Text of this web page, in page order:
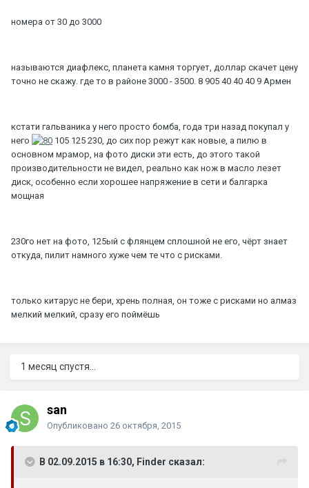
номера от 30 до 3000
называются диафлекс, планета камня торгует, доллар скачет цену
точно не скажу. где то в районе 3000 - 3500. 8 905 40 40 40 9 Армен
кстати гальваника у него просто бомба, года три назад покупал у
него
105 125 230, до сих пор режут как новые, а пилю в
основном мрамор, на фото диски эти есть, до этого такой
производительности не видел, реально как нож в масло лезет
диск, особенно если хорошее напряжение в сети и балгарка
мощная
230го нет на фото, 125ый с флянцем сплошной не его, чёрт знает
откуда, пилит намного хуже чем те что с рисками.
только китарус не бери, хрень полная, он тоже с рисками но алмаз
мелкий мелкий, сразу его поймёшь
1 месяц спустя...
san
Опубликовано 26 октября, 2015
В 02.09.2015 в 16:30, Finder сказал: